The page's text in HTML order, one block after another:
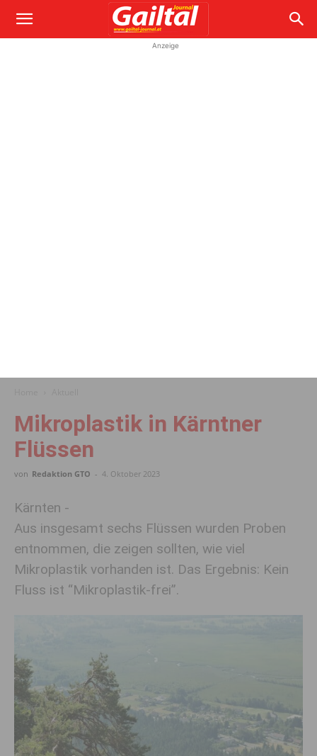
Anzeige
Mikroplastik in Kärntner
Flüssen
von Redaktion GTO - 4. Oktober 2023
Kärnten -
Aus insgesamt sechs Flüssen wurden Proben
entnommen, die zeigen sollten, wie viel
Mikroplastik vorhanden ist. Das Ergebnis: Kein
Fluss ist “Mikroplastik-frei”.